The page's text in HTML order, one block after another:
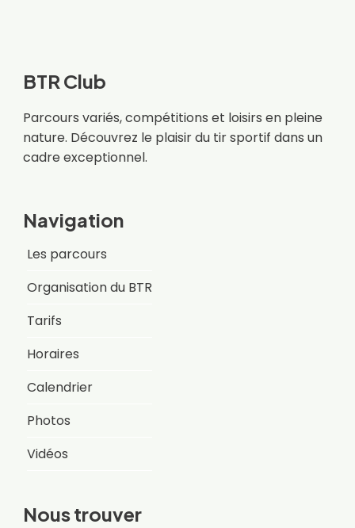
BTR Club
Parcours variés, compétitions et loisirs en pleine
nature. Découvrez le plaisir du tir sportif dans un
cadre exceptionnel.
Navigation
Les parcours
Organisation du BTR
Tarifs
Horaires
Calendrier
Photos
Vidéos
Nous trouver